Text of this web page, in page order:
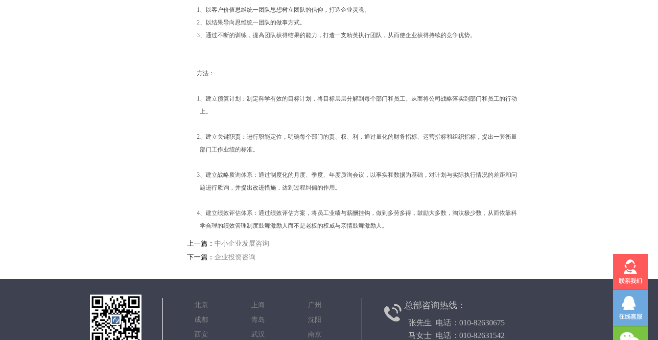
1、以客户价值思维统一团队思想树立团队的信仰，打造企业灵魂。
2、以结果导向思维统一团队的做事方式。
3、通过不断的训练，提高团队获得结果的能力，打造一支精英执行团队，从而使企业获得持续的竞争优势。
方法：
1、建立预算计划：制定科学有效的目标计划，将目标层层分解到每个部门和员工。从而将公司战略落实到部门和员工的行动
上。
2、建立关键职责：进行职能定位，明确每个部门的责、权、利，通过量化的财务指标、运营指标和组织指标，提出一套衡量
部门工作业绩的标准。
3、建立战略质询体系：通过制度化的月度、季度、年度质询会议，以事实和数据为基础，对计划与实际执行情况的差距和问
题进行质询，并提出改进措施，达到过程纠偏的作用。
4、建立绩效评估体系：通过绩效评估方案，将员工业绩与薪酬挂钩，做到多劳多得，鼓励大多数，淘汰极少数，从而依靠科
学合理的绩效管理制度鼓舞激励人而不是老板的权威与亲情鼓舞激励人。
上一篇： 中小企业发展咨询
下一篇： 企业投资咨询
北京 上海 广州
成都 青岛 沈阳
西安 武汉 南京
总部咨询热线：
张先生 电话：010-82630675
马女士 电话：010-82631542